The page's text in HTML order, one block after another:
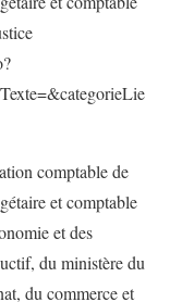
comptable de
et comptable
et des
du ministère du
du commerce et